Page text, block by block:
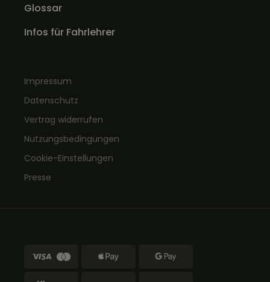
Glossar
Infos für Fahrlehrer
Impressum
Datenschutz
Vertrag widerrufen
Nutzungsbedingungen
Cookie-Einstellungen
Presse